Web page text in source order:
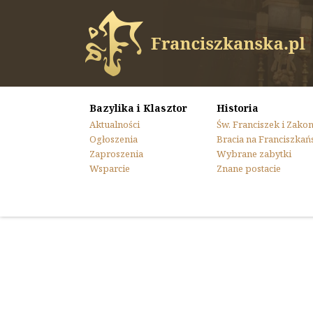
Bazylika i Klasztor
Aktualności
Ogłoszenia
Zaproszenia
Wsparcie
Historia
Św. Franciszek i Zakon
Bracia na
Wybrane zabytki
Znane postacie